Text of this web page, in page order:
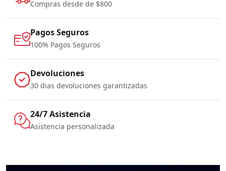
Compras desde de $800
Pagos Seguros
100% Pagos Seguros
Devoluciones
30 dias devoluciones garantizadas
24/7 Asistencia
Asistencia personalizada